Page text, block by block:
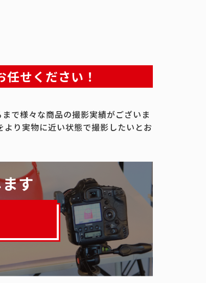
せください！
で様々な商品の撮影実績がございま
り実物に近い状態で撮影したいとお
す